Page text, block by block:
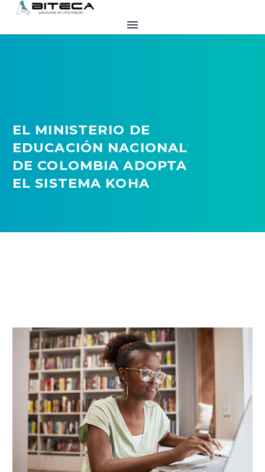
EL MINISTERIO DE
EDUCACIÓN NACIONAL
DE COLOMBIA ADOPTA
EL SISTEMA KOHA